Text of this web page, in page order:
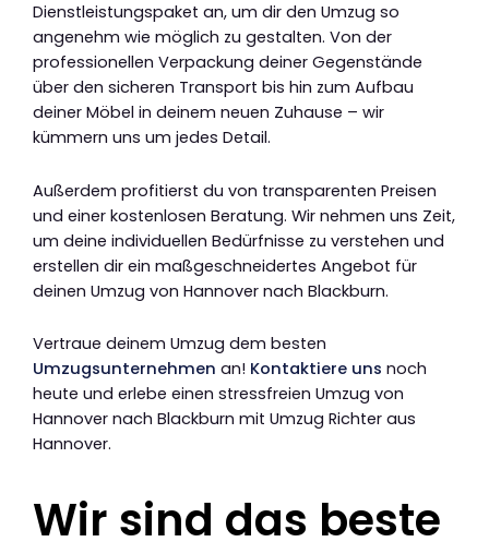
Dienstleistungspaket an, um dir den Umzug so
angenehm wie möglich zu gestalten. Von der
professionellen Verpackung deiner Gegenstände
über den sicheren Transport bis hin zum Aufbau
deiner Möbel in deinem neuen Zuhause – wir
kümmern uns um jedes Detail.
Außerdem profitierst du von transparenten Preisen
und einer kostenlosen Beratung. Wir nehmen uns Zeit,
um deine individuellen Bedürfnisse zu verstehen und
erstellen dir ein maßgeschneidertes Angebot für
deinen Umzug von Hannover nach Blackburn.
Vertraue deinem Umzug dem besten
Umzugsunternehmen an! Kontaktiere uns noch
heute und erlebe einen stressfreien Umzug von
Hannover nach Blackburn mit Umzug Richter aus
Hannover.
Wir sind das beste